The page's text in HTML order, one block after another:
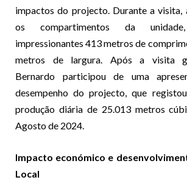
impactos do projecto. Durante a visita,
os compartimentos da
impressionantes 413 metros de
metros de largura. Após a visita
Bernardo participou de uma
desempenho do projecto, que
produção diária de 25.013 metros
Agosto de 2024.
Impacto económico e
Local